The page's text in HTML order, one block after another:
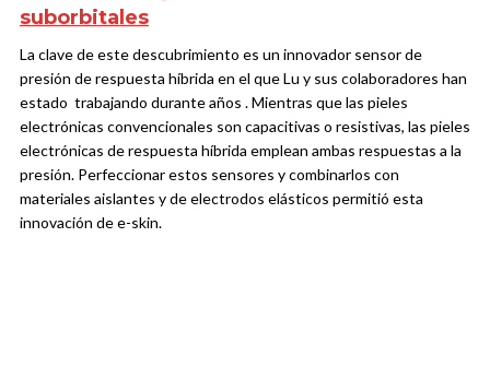
suborbitales
La clave de este descubrimiento es un innovador sensor de
presión de respuesta híbrida en el que Lu y sus colaboradores han
estado trabajando durante años . Mientras que las pieles
electrónicas convencionales son capacitivas o resistivas, las pieles
electrónicas de respuesta híbrida emplean ambas respuestas a la
presión. Perfeccionar estos sensores y combinarlos con
materiales aislantes y de electrodos elásticos permitió esta
innovación de e-skin.